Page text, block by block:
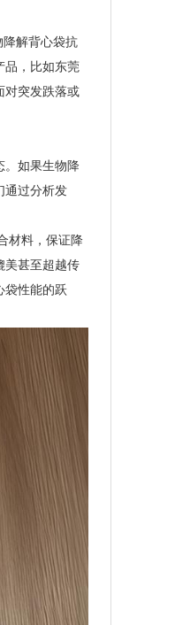
降解背心袋抗
品，比如东莞
对突发跌落或
。如果生物降
通过分析发
材料，保证降
美甚至超越传
袋性能的跃